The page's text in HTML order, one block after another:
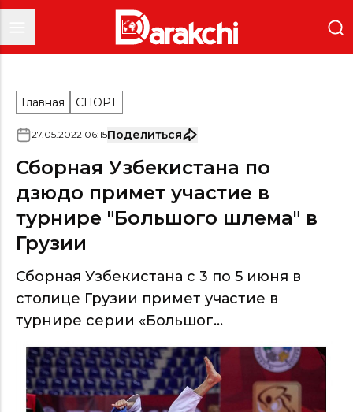
Главная СПОРТ
27.05.2022 06:15Поделиться
Сборная Узбекистана по
дзюдо примет участие в
турнире "Большого шлема" в
Грузии
Сборная Узбекистана с 3 по 5 июня в
столице Грузии примет участие в
турнире серии «Большог...